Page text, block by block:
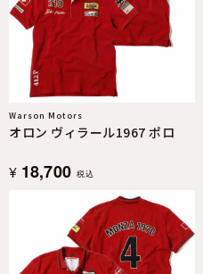
Warson Motors
オロン ヴィラール1967 ポロ
¥ 18,700 税込